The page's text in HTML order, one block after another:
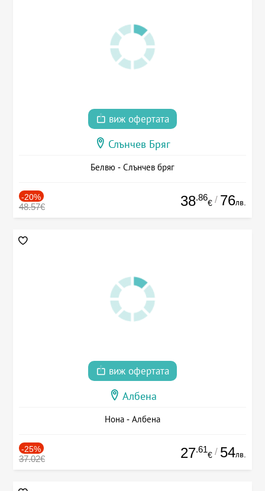
виж офертата
Слънчев Бряг
Белвю - Слънчев бряг
-20%
48.57€ 38.86
€ / 76лв.
виж офертата
Албена
Нона - Албена
-25%
37.02€ 27.61
€ / 54лв.